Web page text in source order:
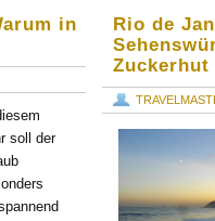
in
soll der
Rio de
Zuckerhut